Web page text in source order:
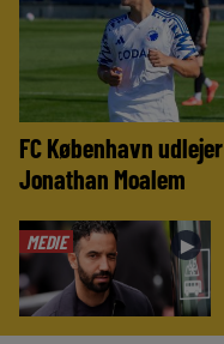
FC København udlejer
Jonathan Moalem
MEDIE ►